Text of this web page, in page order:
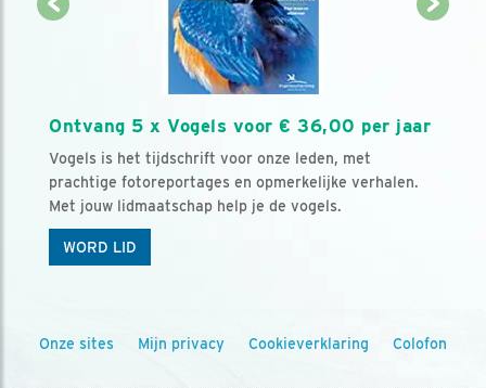
Ontvang 5 x Vogels voor € 36,00 per jaar
Vogels is het tijdschrift voor onze leden, met
prachtige fotoreportages en opmerkelijke verhalen.
Met jouw lidmaatschap help je de vogels.
WORD LID
Onze sites Mijn privacy Cookieverklaring Colofon